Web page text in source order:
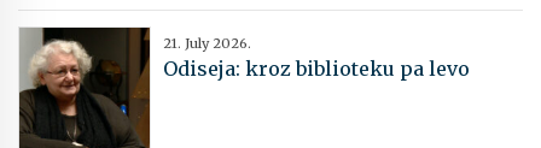
21. July 2026.
Odiseja: kroz biblioteku pa levo